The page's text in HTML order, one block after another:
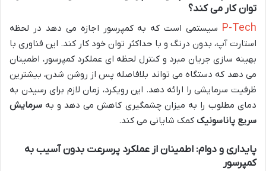
توان کار می کند؟
P-Tech سیستمی است که به کمپرسور اجازه می دهد در لحظه
استارت آپ، بدون درنگ و با حداکثر توان خود کار کند. این فناوری با
بهینه سازی جریان مبرد و کنترل لحظه ای عملکرد کمپرسور، اطمینان
می دهد که دستگاه می تواند بلافاصله پس از روشن شدن، بیشترین
ظرفیت سرمایشی را ارائه دهد. این رویکرد، زمان لازم برای رسیدن به
دمای مطلوب را به میزان چشمگیری کاهش می دهد و به سرمایش
سریع پاناسونیک کمک شایانی می کند.
پایداری و دوام: اطمینان از عملکرد پرسرعت بدون آسیب به
کمپرسور